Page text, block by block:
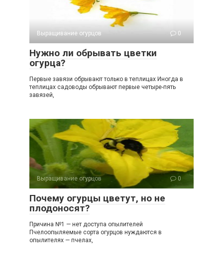
Выращивание огурцов 0
Нужно ли обрывать цветки
огурца?
Первые завязи обрывают только в теплицах Иногда в
теплицах садоводы обрывают первые четыре-пять
завязей,
Выращивание огурцов 0
Почему огурцы цветут, но не
плодоносят?
Причина №1 — нет доступа опылителей
Пчелоопыляемые сорта огурцов нуждаются в
опылителях — пчелах,